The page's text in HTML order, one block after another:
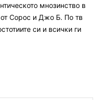
мнозинство в
Сорос и Джо Б. По тв
си и всички ги